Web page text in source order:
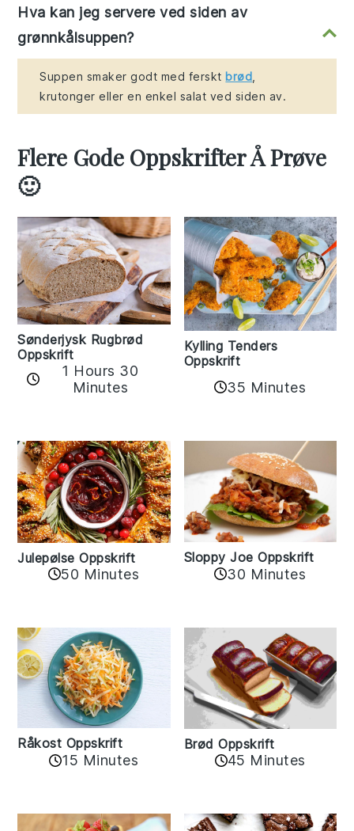
Hva kan jeg servere ved siden av
grønnkålsuppen?
Suppen smaker godt med ferskt brød
krutonger eller en enkel salat ved siden av.
Flere Gode Oppskrifter Å Prøve
🙂
Sønderjysk Rugbrød
Oppskrift
1 Hours 30
Minutes
Kylling Tenders
Oppskrift
35 Minutes
Julepølse Oppskrift
50 Minutes
Sloppy Joe Oppskrift
30 Minutes
Råkost Oppskrift
15 Minutes
Brød Oppskrift
45 Minutes